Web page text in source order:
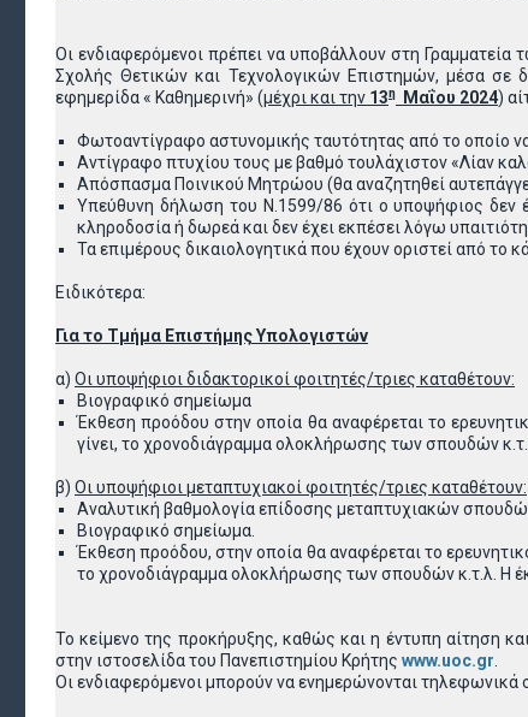
Οι ενδιαφερόμενοι πρέπει να υποβάλλουν στη
Σχολής Θετικών και Τεχνολογικών Επιστημών, μέσα σε
εφημερίδα « Καθημερινή» (μέχρι και την 13η Μαΐου 2024)
Φωτοαντίγραφο αστυνομικής ταυτότητας από το οποίο
Αντίγραφο πτυχίου τους με βαθμό τουλάχιστον «Λίαν
Απόσπασμα Ποινικού Μητρώου (θα αναζητηθεί
Υπεύθυνη δήλωση του Ν.1599/86 ότι ο υποψήφιος δεν
κληροδοσία ή δωρεά και δεν έχει εκπέσει λόγω
Τα επιμέρους δικαιολογητικά που έχουν οριστεί από το
Ειδικότερα:
Για το Τμήμα Επιστήμης Υπολογιστών
α) Οι υποψήφιοι διδακτορικοί φοιτητές/τριες καταθέτουν:
Βιογραφικό σημείωμα
Έκθεση προόδου στην οποία θα αναφέρεται το
γίνει, το χρονοδιάγραμμα ολοκλήρωσης των σπουδών
β) Οι υποψήφιοι μεταπτυχιακοί φοιτητές/τριες καταθέτουν:
Αναλυτική βαθμολογία επίδοσης μεταπτυχιακών
Βιογραφικό σημείωμα.
Έκθεση προόδου, στην οποία θα αναφέρεται το
το χρονοδιάγραμμα ολοκλήρωσης των σπουδών κ.τ.λ. Η
Το κείμενο της προκήρυξης, καθώς και η έντυπη αίτηση
στην ιστοσελίδα του Πανεπιστημίου Κρήτης www.uoc.gr
Οι ενδιαφερόμενοι μπορούν να ενημερώνονται